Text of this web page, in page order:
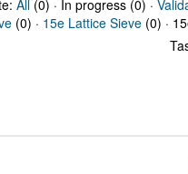
All(0) · In progress (0) ·
(0) · 15e Lattice Sieve (0) ·